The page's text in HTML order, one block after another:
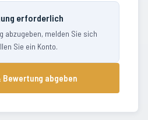
erforderlich
abzugeben, melden Sie sich
Sie ein Konto.
Bewertung abgeben